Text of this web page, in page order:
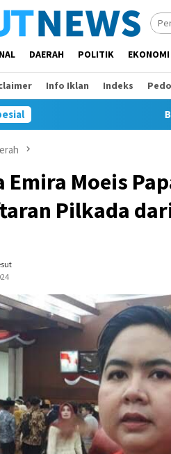
DAERAH POLITIK EKONOMI
Info Iklan Indeks
Banteng
Emira Moeis
Pilkada